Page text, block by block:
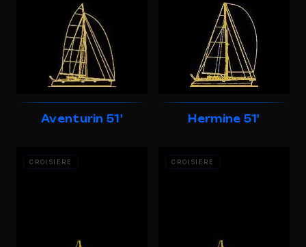
Aventurin 51' Hermine 51'
CROISIÈRE CROISIÈRE